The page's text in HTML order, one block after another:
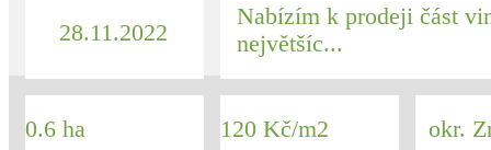
28.11.2022
Nabízím k prodeji část
největšíc...
0.6 ha 120 Kč/m2 okr.